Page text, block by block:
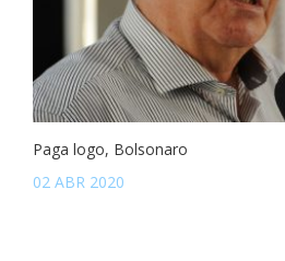
Paga logo, Bolsonaro
02 ABR 2020